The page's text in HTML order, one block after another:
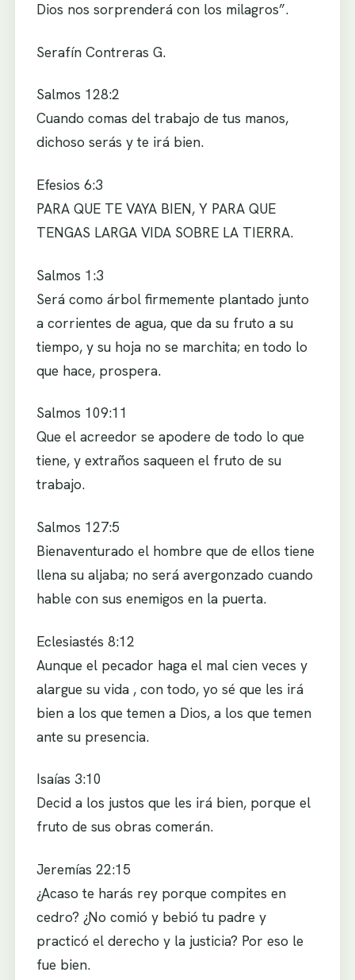
Dios nos sorprenderá con los milagros”.
Serafín Contreras G.
Salmos 128:2
Cuando comas del trabajo de tus manos,
dichoso serás y te irá bien.
Efesios 6:3
PARA QUE TE VAYA BIEN, Y PARA QUE
TENGAS LARGA VIDA SOBRE LA TIERRA.
Salmos 1:3
Será como árbol firmemente plantado junto
a corrientes de agua, que da su fruto a su
tiempo, y su hoja no se marchita; en todo lo
que hace, prospera.
Salmos 109:11
Que el acreedor se apodere de todo lo que
tiene, y extraños saqueen el fruto de su
trabajo.
Salmos 127:5
Bienaventurado el hombre que de ellos tiene
llena su aljaba; no será avergonzado cuando
hable con sus enemigos en la puerta.
Eclesiastés 8:12
Aunque el pecador haga el mal cien veces y
alargue su vida , con todo, yo sé que les irá
bien a los que temen a Dios, a los que temen
ante su presencia.
Isaías 3:10
Decid a los justos que les irá bien, porque el
fruto de sus obras comerán.
Jeremías 22:15
¿Acaso te harás rey porque compites en
cedro? ¿No comió y bebió tu padre y
practicó el derecho y la justicia? Por eso le
fue bien.